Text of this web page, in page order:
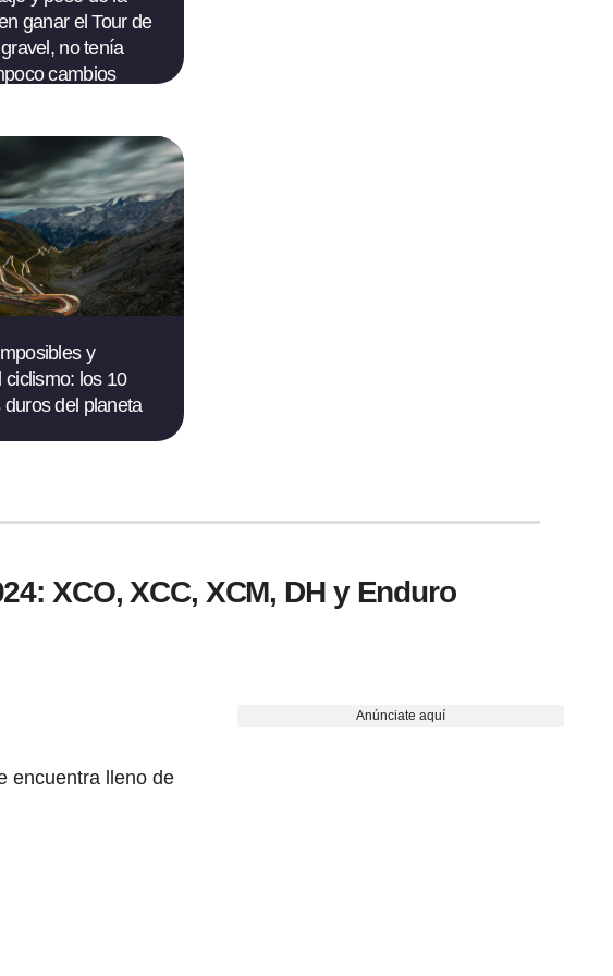
ganar el Tour de
no tenía
cambios
y
ciclismo: los 10
del planeta
XCO, XCC, XCM, DH y Enduro
encuentra lleno de
Anúnciate aquí